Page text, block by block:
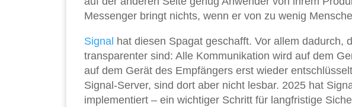
Messenger bringt nichts, wenn er von zu wenig
Signal hat diesen Spagat geschafft. Vor allem dadurch,
transparenter sind: Alle Kommunikation wird auf dem
auf dem Gerät des Empfängers erst wieder
Signal-Server, sind dort aber nicht lesbar. 2025 hat
implementiert – ein wichtiger Schritt für langfristige